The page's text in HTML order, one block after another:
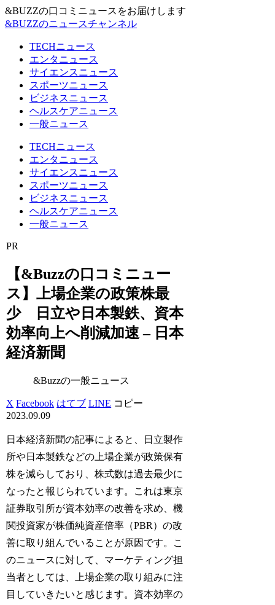
&BUZZの口コミニュースをお届けします
&BUZZのニュースチャンネル
TECHニュース
エンタニュース
サイエンスニュース
スポーツニュース
ビジネスニュース
ヘルスケアニュース
一般ニュース
TECHニュース
エンタニュース
サイエンスニュース
スポーツニュース
ビジネスニュース
ヘルスケアニュース
一般ニュース
PR
【&Buzzの口コミニュー
ス】上場企業の政策株最
少 日立や日本製鉄、資本
効率向上へ削減加速 – 日本
経済新聞
&Buzzの一般ニュース
X Facebook はてブ LINE コピー
2023.09.09
日本経済新聞の記事によると、日立製作
所や日本製鉄などの上場企業が政策保有
株を減らしており、株式数は過去最少に
なったと報じられています。これは東京
証券取引所が資本効率の改善を求め、機
関投資家が株価純資産倍率（PBR）の改
善に取り組んでいることが原因です。こ
のニュースに対して、マーケティング担
当者としては、上場企業の取り組みに注
目していきたいと感じます。資本効率の